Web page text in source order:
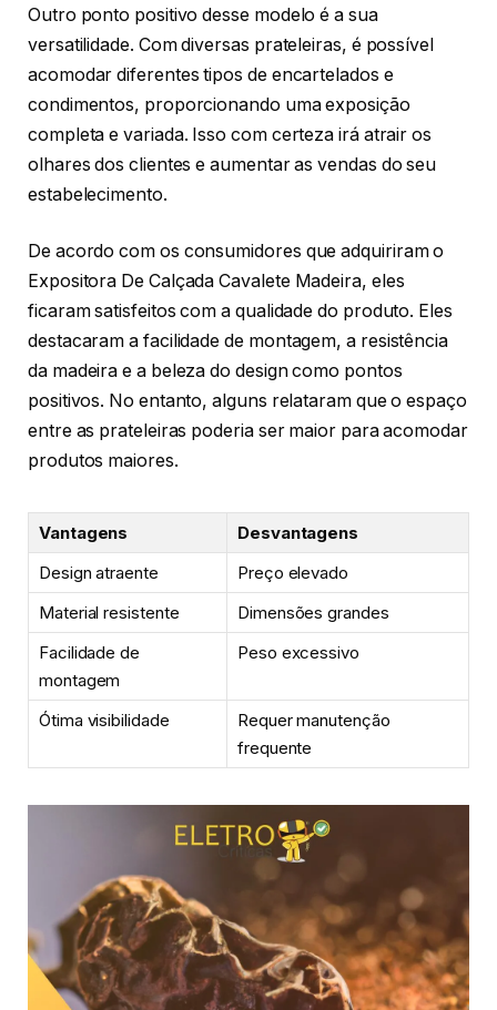
Outro ponto positivo desse modelo é a sua
versatilidade. Com diversas prateleiras, é possível
acomodar diferentes tipos de encartelados e
condimentos, proporcionando uma exposição
completa e variada. Isso com certeza irá atrair os
olhares dos clientes e aumentar as vendas do seu
estabelecimento.
De acordo com os consumidores que adquiriram o
Expositora De Calçada Cavalete Madeira, eles
ficaram satisfeitos com a qualidade do produto. Eles
destacaram a facilidade de montagem, a resistência
da madeira e a beleza do design como pontos
positivos. No entanto, alguns relataram que o espaço
entre as prateleiras poderia ser maior para acomodar
produtos maiores.
Vantagens
Desvantagens
Design atraente
Preço elevado
Material resistente
Dimensões grandes
Facilidade de
montagem
Peso excessivo
Ótima visibilidade
Requer manutenção
frequente